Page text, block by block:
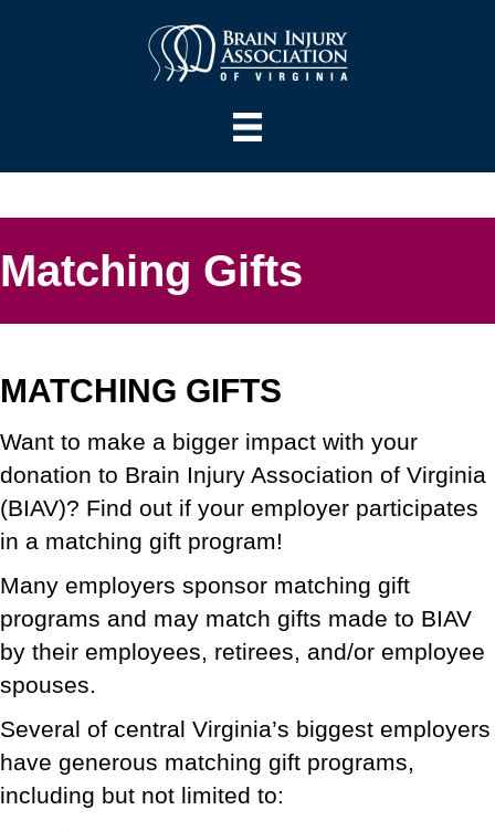
Matching Gifts
MATCHING GIFTS
Want to make a bigger impact with your
donation to Brain Injury Association of Virginia
(BIAV)? Find out if your employer participates
in a matching gift program!
Many employers sponsor matching gift
programs and may match gifts made to BIAV
by their employees, retirees, and/or employee
spouses.
Several of central Virginia’s biggest employers
have generous matching gift programs,
including but not limited to: